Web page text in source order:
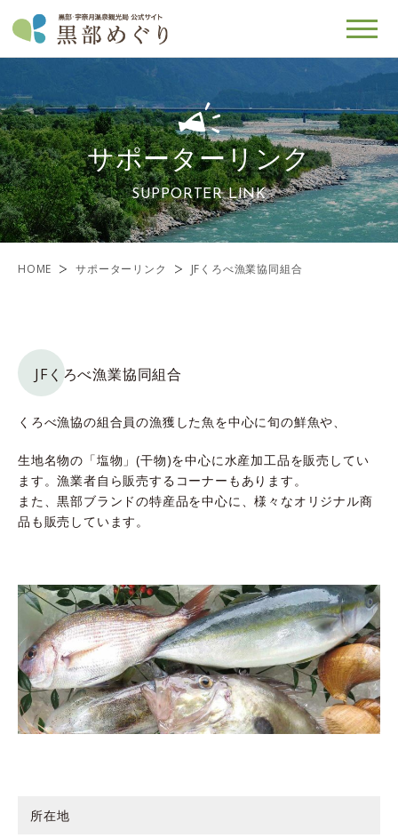
サポーターリンク
SUPPORTER LINK
HOME サポーターリンク JFくろべ漁業協同組合
JFくろべ漁業協同組合
くろべ漁協の組合員の漁獲した魚を中心に旬の鮮魚や、
生地名物の「塩物」(干物)を中心に水産加工品を販売してい
ます。漁業者自ら販売するコーナーもあります。
また、黒部ブランドの特産品を中心に、様々なオリジナル商
品も販売しています。
所在地